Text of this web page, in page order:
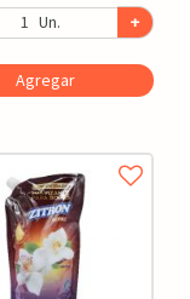
Un. +
Agregar